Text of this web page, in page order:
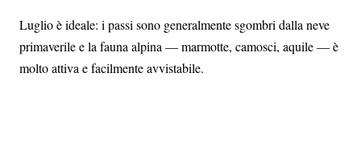
Luglio è ideale: i passi sono generalmente sgombri dalla neve
primaverile e la fauna alpina — marmotte, camosci, aquile — è
molto attiva e facilmente avvistabile.